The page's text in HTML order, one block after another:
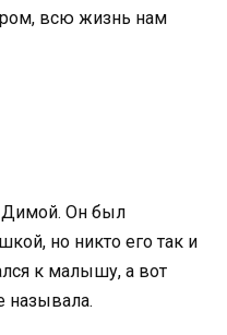
всю жизнь нам
Димой. Он был
но никто его так и
к малышу, а вот